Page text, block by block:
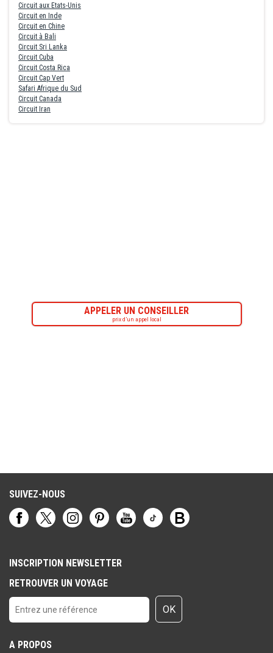
Circuit aux Etats-Unis
Circuit en Inde
Circuit en Chine
Circuit à Bali
Circuit Sri Lanka
Circuit Cuba
Circuit Costa Rica
Circuit Cap Vert
Safari Afrique du Sud
Circuit Canada
Circuit Iran
APPELER UN CONSEILLER
prix d’un appel local
SUIVEZ-NOUS
INSCRIPTION NEWSLETTER
RETROUVER UN VOYAGE
OK
A PROPOS